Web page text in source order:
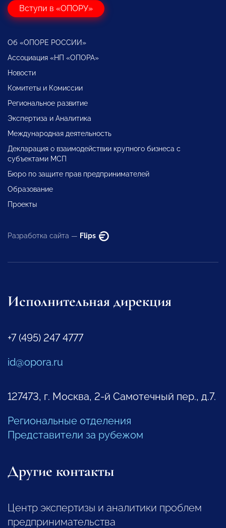
Вступи в «ОПОРУ»
Об «ОПОРЕ РОССИИ»
Ассоциация «НП «ОПОРА»
Новости
Комитеты и Комиссии
Региональное развитие
Экспертиза и Аналитика
Международная деятельность
Декларация о взаимодействии крупного бизнеса с
субъектами МСП
Бюро по защите прав предпринимателей
Образование
Проекты
Разработка сайта — Flips
Исполнительная дирекция
+7 (495) 247 4777
id@opora.ru
127473, г. Москва, 2-й Самотечный пер., д.7.
Региональные отделения
Представители за рубежом
Другие контакты
Центр экспертизы и аналитики проблем
предпринимательства